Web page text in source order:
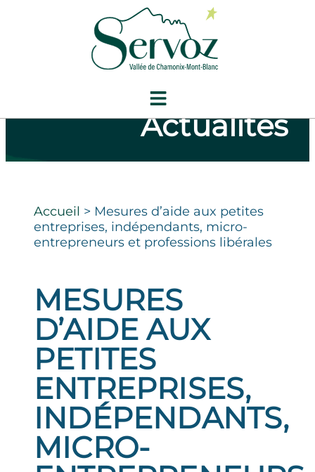
Actualités
Accueil > Mesures d’aide aux petites
entreprises, indépendants, micro-
entrepreneurs et professions libérales
MESURES
D’AIDE AUX
PETITES
ENTREPRISES,
INDÉPENDANTS,
MICRO-